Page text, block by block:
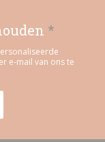
*
e-mail van ons te